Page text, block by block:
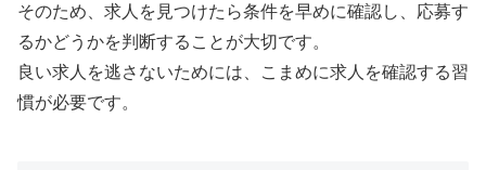
そのため、求人を見つけたら条件を早めに確認し、応募す
るかどうかを判断することが大切です。
良い求人を逃さないためには、こまめに求人を確認する習
慣が必要です。